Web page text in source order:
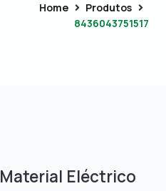
Home
Produtos
8436043751517
Material Eléctrico